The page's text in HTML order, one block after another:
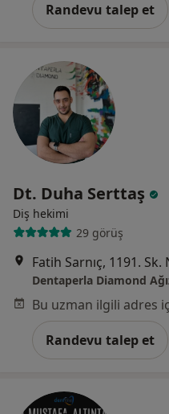
Randevu talep et
Dt. Duha Serttaş
Diş hekimi
29 görüş
Fatih Sarnıç, 1191.
Dentaperla Diamond
Randevu talep et